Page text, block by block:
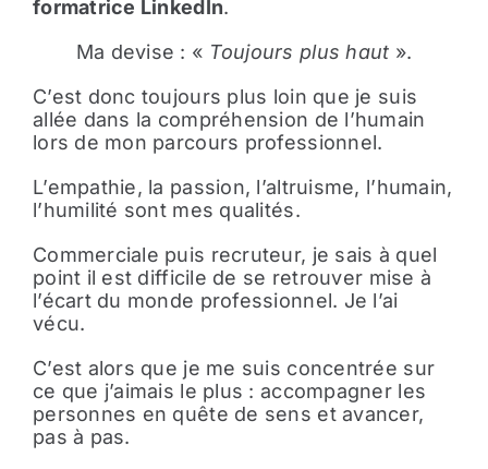
formatrice LinkedIn.
Ma devise : « Toujours plus haut ».
C’est donc toujours plus loin que je suis
allée dans la compréhension de l’humain
lors de mon parcours professionnel.
L’empathie, la passion, l’altruisme, l’humain,
l’humilité sont mes qualités.
Commerciale puis recruteur, je sais à quel
point il est difficile de se retrouver mise à
l’écart du monde professionnel. Je l’ai
vécu.
C’est alors que je me suis concentrée sur
ce que j’aimais le plus : accompagner les
personnes en quête de sens et avancer,
pas à pas.